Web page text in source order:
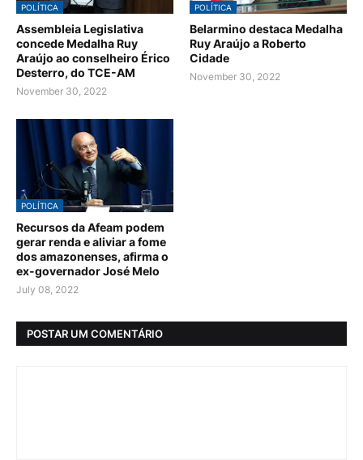
POLÍTICA
Assembleia Legislativa
concede Medalha Ruy
Araújo ao conselheiro Érico
Desterro, do TCE-AM
November 30, 2022
POLÍTICA
Belarmino destaca Medalha
Ruy Araújo a Roberto
Cidade
November 30, 2022
POLÍTICA
Recursos da Afeam podem
gerar renda e aliviar a fome
dos amazonenses, afirma o
ex-governador José Melo
July 08, 2022
POSTAR UM COMENTÁRIO